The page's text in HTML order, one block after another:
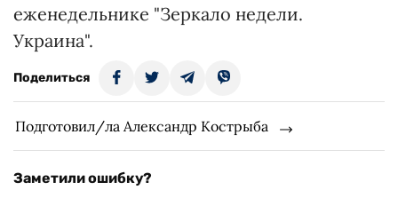
еженедельнике "Зеркало недели.
Украина".
Поделиться
Подготовил/ла Александр Кострыба
Заметили ошибку?